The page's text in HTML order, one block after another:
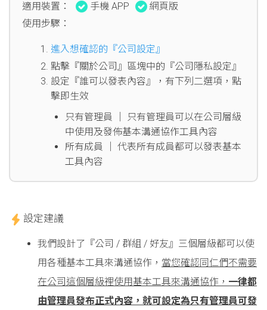
適用裝置：
手機 APP
網頁版
使用步驟：
進入想確認的『公司設定』
點擊『關於公司』區塊中的『公司隱私設定』
設定『誰可以發表內容』，有下列二選項，點
擊即生效
只有管理員 │ 只有管理員可以在公司層級
中使用及發佈基本溝通協作工具內容
所有成員 │ 代表所有成員都可以發表基本
工具內容
設定建議
我們設計了『公司 / 群組 / 好友』三個層級都可以使
用各種基本工具來溝通協作， 當您確認同仁們不需要
在公司這個層級裡使用基本工具來溝通協作， 一律都
由管理員發布正式內容，就可設定為只有管理員可發